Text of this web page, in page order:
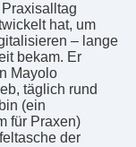
hat, um
– lange
bekam. Er
Mayolo
täglich rund
(ein
für Praxen)
der